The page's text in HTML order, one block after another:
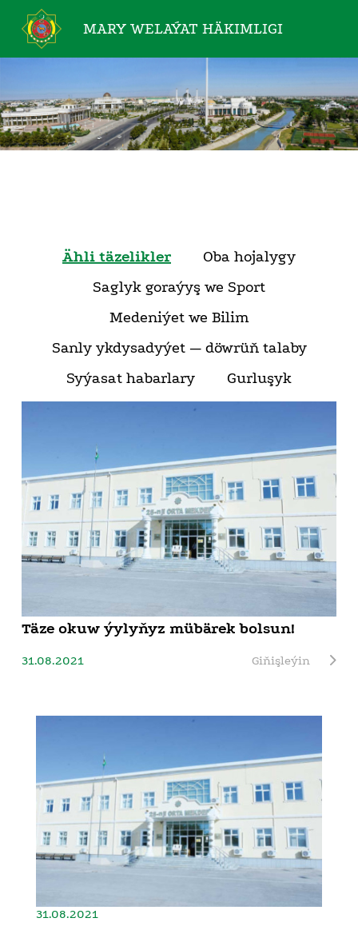
MARY WELAÝAT HÄKIMLIGI
Ähli täzelikler
Oba hojalygy
Saglyk goraýyş we Sport
Medeniýet we Bilim
Sanly ykdysadyýet — döwrüň talaby
Syýasat habarlary
Gurluşyk
Täze okuw ýylyňyz mübärek bolsun!
31.08.2021 Giňişleýin
31.08.2021